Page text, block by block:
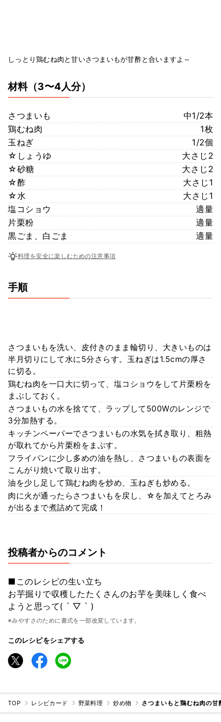
しっとり鶏むね肉と甘いさつまいもが甘酢と合いますよ～
材料（3〜4人分）
さつまいも
中1/2本
鶏むね肉
1枚
玉ねぎ
1/2個
☆しょうゆ
大さじ2
☆砂糖
大さじ2
☆酢
大さじ1
☆水
大さじ1
塩コショウ
適量
片栗粉
適量
黒ごま、白ごま
適量
料理を安全に楽しむための注意事項
手順
さつまいもを洗い、皮付きのまま輪切り、大きいものは
半月切りにして水に5分さらす。玉ねぎは1.5cmの厚さ
に切る。
鶏むね肉を一口大に切って、塩コショウをして片栗粉を
まぶしておく。
さつまいもの水を捨てて、ラップして500Wのレンジで
3分加熱する。
キッチンペーパーでさつまいもの水気を拭き取り、粗熱
が取れてから片栗粉をまぶす。
フライパンに少し多めの油を熱し、さつまいもの表面を
こんがり焼いて取り出す。
油を少し足して鶏むね肉を炒め、玉ねぎも炒める。
肉に火が通ったらさつまいもを戻し、☆を加えてとろみ
が出るまで煮詰めて完成！
投稿者からのコメント
■このレシピの生い立ち
お芋掘りで収穫したたくさんのお芋を美味しく食べ
ようと思って( ´ ▽ ` )
※みやすさのために書式を一部改変しています。
このレシピをシェアする
TOP レシピカード 野菜料理 炒め物 さつまいもと鶏むね肉の甘